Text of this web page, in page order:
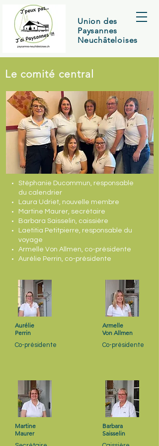
Union des
Paysannes
Neuchâteloises
Le comité central
Stéphanie Ducommun, responsable
du calendrier
Laura Udriet, nouvelle membre
Martine Maurer, secrétaire
Barbara Saisselin, caissière
Laetitia Petitpierre, responsable du
voyage
Armelle Von Allmen, co-présidente
Aurélie Perrin, co-présidente
Aurélie
Perrin
Co-présidente
Martine
Maurer
Armelle
Von Allmen
Co-présidente
Barbara
Saisselin